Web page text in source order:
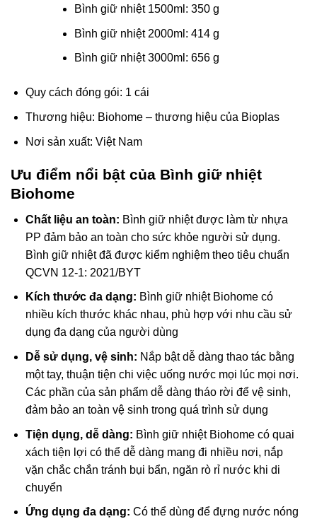
Bình giữ nhiệt 1500ml: 350 g
Bình giữ nhiệt 2000ml: 414 g
Bình giữ nhiệt 3000ml: 656 g
Quy cách đóng gói: 1 cái
Thương hiệu: Biohome – thương hiệu của Bioplas
Nơi sản xuất: Việt Nam
Ưu điểm nổi bật của Bình giữ nhiệt
Biohome
Chất liệu an toàn: Bình giữ nhiệt được làm từ nhựa
PP đảm bảo an toàn cho sức khỏe người sử dụng.
Bình giữ nhiệt đã được kiểm nghiệm theo tiêu chuẩn
QCVN 12-1: 2021/BYT
Kích thước đa dạng: Bình giữ nhiệt Biohome có
nhiều kích thước khác nhau, phù hợp với nhu cầu sử
dụng đa dạng của người dùng
Dễ sử dụng, vệ sinh: Nắp bật dễ dàng thao tác bằng
một tay, thuận tiện chi việc uống nước mọi lúc mọi nơi.
Các phần của sản phẩm dễ dàng tháo rời để vệ sinh,
đảm bảo an toàn vệ sinh trong quá trình sử dụng
Tiện dụng, dễ dàng: Bình giữ nhiệt Biohome có quai
xách tiện lợi có thể dễ dàng mang đi nhiều nơi, nắp
vặn chắc chắn tránh bụi bẩn, ngăn rò rỉ nước khi di
chuyển
Ứng dụng đa dạng: Có thể dùng để đựng nước nóng